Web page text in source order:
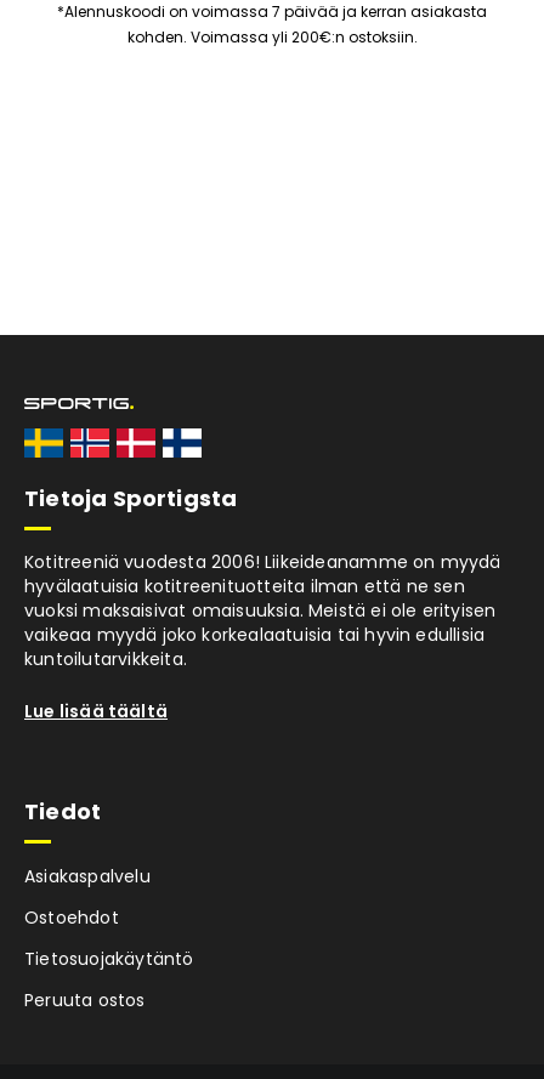
*Alennuskoodi on voimassa 7 päivää ja kerran asiakasta
kohden. Voimassa yli 200€:n ostoksiin.
Tietoja Sportigsta
Kotitreeniä vuodesta 2006! Liikeideanamme on myydä
hyvälaatuisia kotitreenituotteita ilman että ne sen
vuoksi maksaisivat omaisuuksia. Meistä ei ole erityisen
vaikeaa myydä joko korkealaatuisia tai hyvin edullisia
kuntoilutarvikkeita.
Lue lisää täältä
Tiedot
Asiakaspalvelu
Ostoehdot
Tietosuojakäytäntö
Peruuta ostos